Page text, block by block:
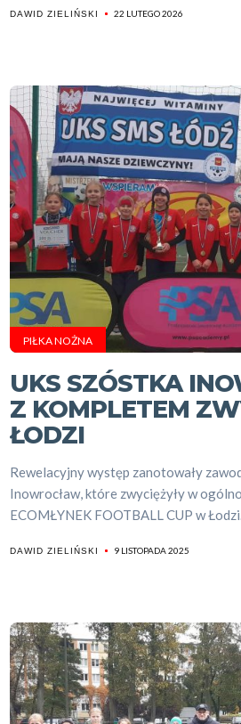
DAWID ZIELIŃSKI 22 LUTEGO 2026
PIŁKA NOŻNA
UKS SZÓSTKA
Z KOMPLETEM
ŁODZI
Rewelacyjny występ zanotowały
Inowrocław, które zwyciężyły w
ECOMŁYNEK FOOTBALL CUP w
DAWID ZIELIŃSKI 9 LISTOPADA 2025